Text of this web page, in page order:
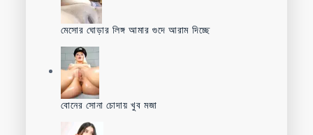
মেসোর ঘোড়ার লিঙ্গ আমার গুদে আরাম দিচ্ছে
বোনের সোনা চোদায় খুব মজা